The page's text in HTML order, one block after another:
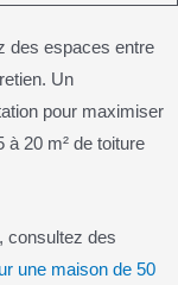
des espaces entre
Un
pour maximiser
à 20 m² de toiture
consultez des
une maison de 50